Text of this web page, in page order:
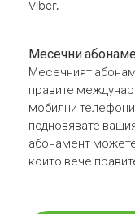
Viber.
Месечни
Месечният
правите
мобилни телефони
подновявате
абонамент
които вече